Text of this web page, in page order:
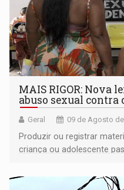
MAIS RIGOR: Nova
abuso sexual
Geral 09 de Agosto
Produzir ou registrar
criança ou adolescente